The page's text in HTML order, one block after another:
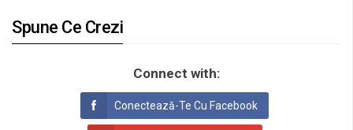
Spune Ce Crezi
Connect with:
Conectează-Te Cu Facebook